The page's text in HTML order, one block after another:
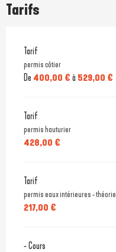
Tarifs
Tarif
permis côtier
De 400,00 € à 529,00 €
Tarif
permis hauturier
428,00 €
Tarif
permis eaux intérieures - théorie
217,00 €
- Cours